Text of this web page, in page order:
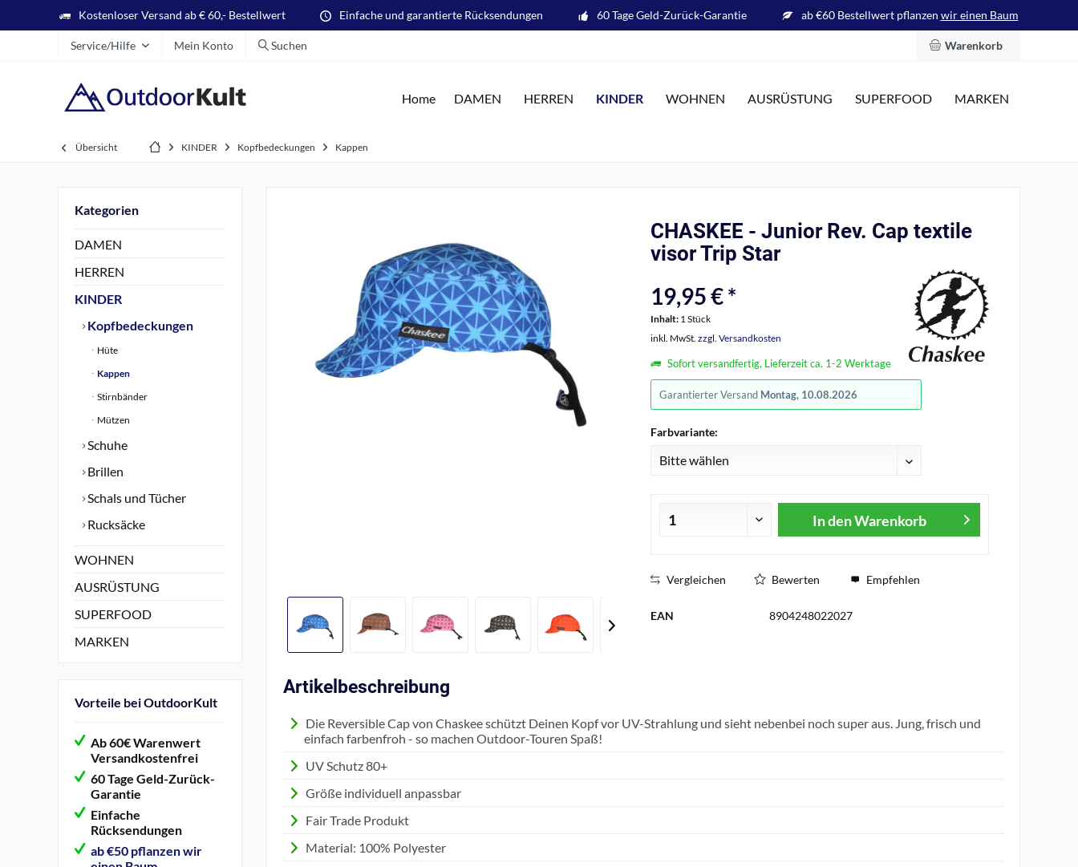
Kostenloser Versand ab € 60,- Bestellwert Einfache und garantierte Rücksendungen 60 Tage Geld-Zurück-Garantie ab €60 Bestellwert pflanzen wir einen Baum
Warenkorb
Service/Hilfe Mein Konto Suchen
Home DAMEN HERREN KINDER WOHNEN AUSRÜSTUNG SUPERFOOD MARKEN
Übersicht KINDER Kopfbedeckungen Kappen
Kategorien
DAMEN
HERREN
KINDER
Kopfbedeckungen
Hüte
Kappen
Stirnbänder
Mützen
Schuhe
Brillen
Schals und Tücher
Rucksäcke
WOHNEN
AUSRÜSTUNG
SUPERFOOD
MARKEN
Vorteile bei OutdoorKult
Ab 60€ Warenwert
Versandkostenfrei
60 Tage Geld-Zurück-
Garantie
Einfache
Rücksendungen
ab €50 pflanzen wir
CHASKEE - Junior Rev. Cap textile
visor Trip Star
19,95 € *
Inhalt: 1 Stück
inkl. MwSt. zzgl. Versandkosten
Sofort versandfertig, Lieferzeit ca. 1-2 Werktage
Garantierter Versand Montag, 10.08.2026
Farbvariante:
In denWarenkorb
Vergleichen Bewerten Empfehlen
EAN 8904248022027
Artikelbeschreibung
Die Reversible Cap von Chaskee schützt Deinen Kopf vor UV-Strahlung und sieht nebenbei noch super aus. Jung, frisch und
einfach farbenfroh - so machen Outdoor-Touren Spaß!
UV Schutz 80+
Größe individuell anpassbar
Fair Trade Produkt
Material: 100% Polyester